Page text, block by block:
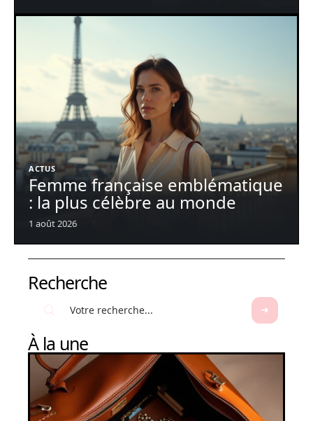
ACTUS
Femme française emblématique
: la plus célèbre au monde
1 août 2026
Recherche
À la une